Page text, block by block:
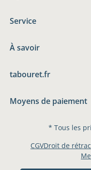
Service
À savoir
tabouret.fr
Moyens de paiement
* Tous les
CGVDroit de